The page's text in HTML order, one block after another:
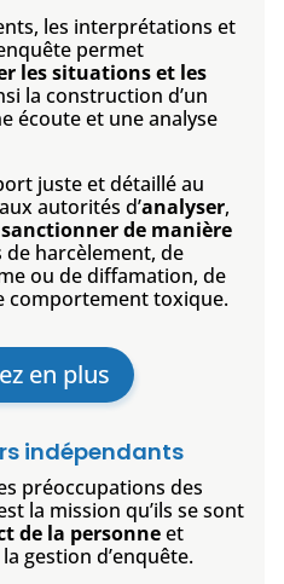
les interprétations et
permet
les situations et les
la construction d’un
écoute et une analyse
juste et détaillé au
autorités d’analyser,
sanctionner de manière
de harcèlement, de
ou de diffamation, de
comportement toxique.
en plus
indépendants
préoccupations des
la mission qu’ils se sont
de la personneet
gestion d’enquête.